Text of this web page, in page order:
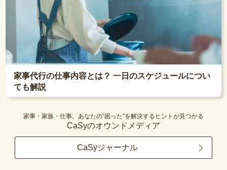
家事代行の仕事内容とは？ 一日のスケジュールについ
ても解説
家事・家族・仕事。あなたの“困った”を解決するヒントが見つかる
CaSyのオウンドメディア
CaSyジャーナル